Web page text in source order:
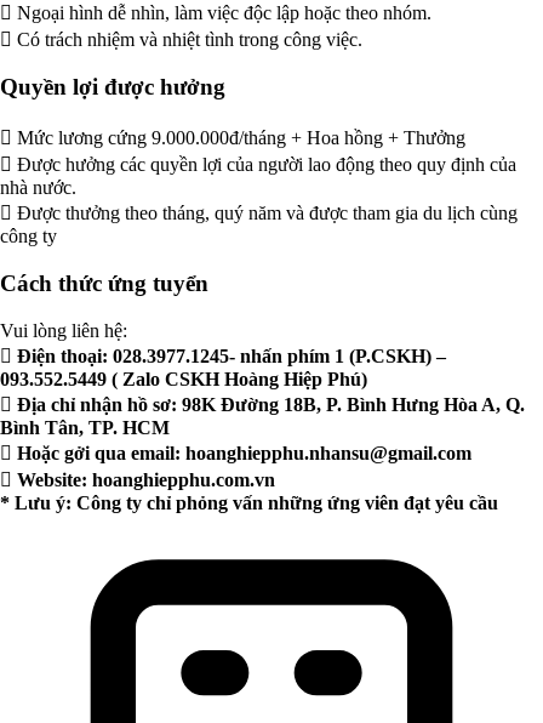
 Ngoại hình dễ nhìn, làm việc độc lập hoặc theo nhóm.
 Có trách nhiệm và nhiệt tình trong công việc.
Quyền lợi được hưởng
 Mức lương cứng 9.000.000đ/tháng + Hoa hồng + Thưởng
 Được hưởng các quyền lợi của người lao động theo quy định của
nhà nước.
 Được thưởng theo tháng, quý năm và được tham gia du lịch cùng
công ty
Cách thức ứng tuyển
Vui lòng liên hệ:
 Điện thoại: 028.3977.1245- nhấn phím 1 (P.CSKH) –
093.552.5449 ( Zalo CSKH Hoàng Hiệp Phú)
 Địa chỉ nhận hồ sơ: 98K Đường 18B, P. Bình Hưng Hòa A, Q.
Bình Tân, TP. HCM
 Hoặc gởi qua email: hoanghiepphu.nhansu@gmail.com
 Website: hoanghiepphu.com.vn
* Lưu ý: Công ty chỉ phỏng vấn những ứng viên đạt yêu cầu